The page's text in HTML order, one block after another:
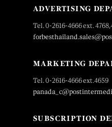
ADVERTISING
Tel. 0-2616-4666 ext.
MARKETING
Tel. 0-2616-4666 ext.4659
SUBSCRIPTION